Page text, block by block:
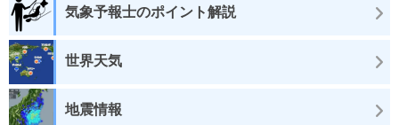
気象予報士のポイント解説
世界天気
地震情報